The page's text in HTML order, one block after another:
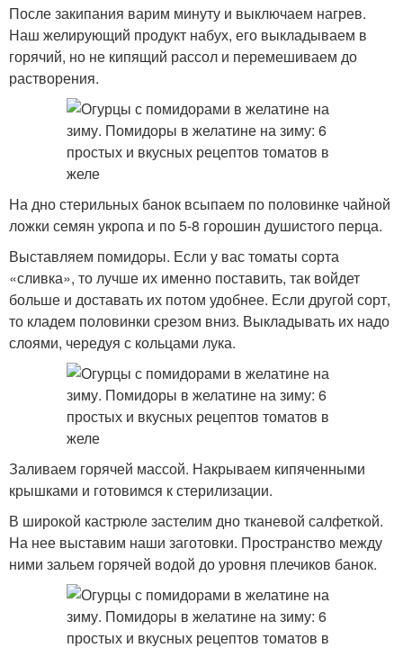
После закипания варим минуту и выключаем нагрев.
Наш желирующий продукт набух, его выкладываем в
горячий, но не кипящий рассол и перемешиваем до
растворения.
На дно стерильных банок всыпаем по половинке чайной
ложки семян укропа и по 5-8 горошин душистого перца.
Выставляем помидоры. Если у вас томаты сорта
«сливка», то лучше их именно поставить, так войдет
больше и доставать их потом удобнее. Если другой сорт,
то кладем половинки срезом вниз. Выкладывать их надо
слоями, чередуя с кольцами лука.
Заливаем горячей массой. Накрываем кипяченными
крышками и готовимся к стерилизации.
В широкой кастрюле застелим дно тканевой салфеткой.
На нее выставим наши заготовки. Пространство между
ними зальем горячей водой до уровня плечиков банок.